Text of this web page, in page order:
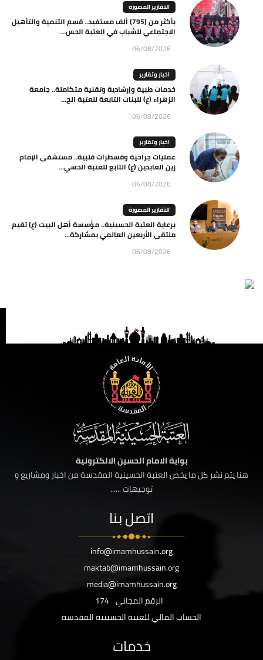
التقارير المصورة
بأكثر من (795) ألف مستفيد.. قسم التنمية والتأهيل
الاجتماعي للشباب في العتبة الحس...
06/08/2026
اخبار وتقارير
خدمات طبية وإرشادية وتقنية متكاملة.. جامعة
الزهراء (ع) للبنات التابعة للعتبة الح...
06/08/2026
اخبار وتقارير
عمليات جراحية وقسطرات قلبية.. مستشفى الإمام
زين العابدين (ع) التابع للعتبة الحسي...
06/08/2026
التقارير المصورة
برعاية العتبة الحسينية.. مؤسسة أهل البيت (ع) تقيم
ملتقى الأربعين العالمي بمشاركة...
06/08/2026
بوابة الامام الحسين الالكترونية
هنا يتم نشر كل ما يخص العتبة الحسينية المقدسة من اخبار ومشاريع و
توجيهات ......
اتصل بنا
info@imamhussain.org
maktab@imamhussain.org
media@imamhussain.org
الرقم المجاني 174
الحساب المالي للعتبة الحسينية المقدسة
خدمات